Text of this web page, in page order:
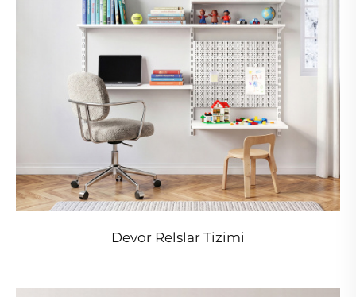
Devor Relslar Tizimi